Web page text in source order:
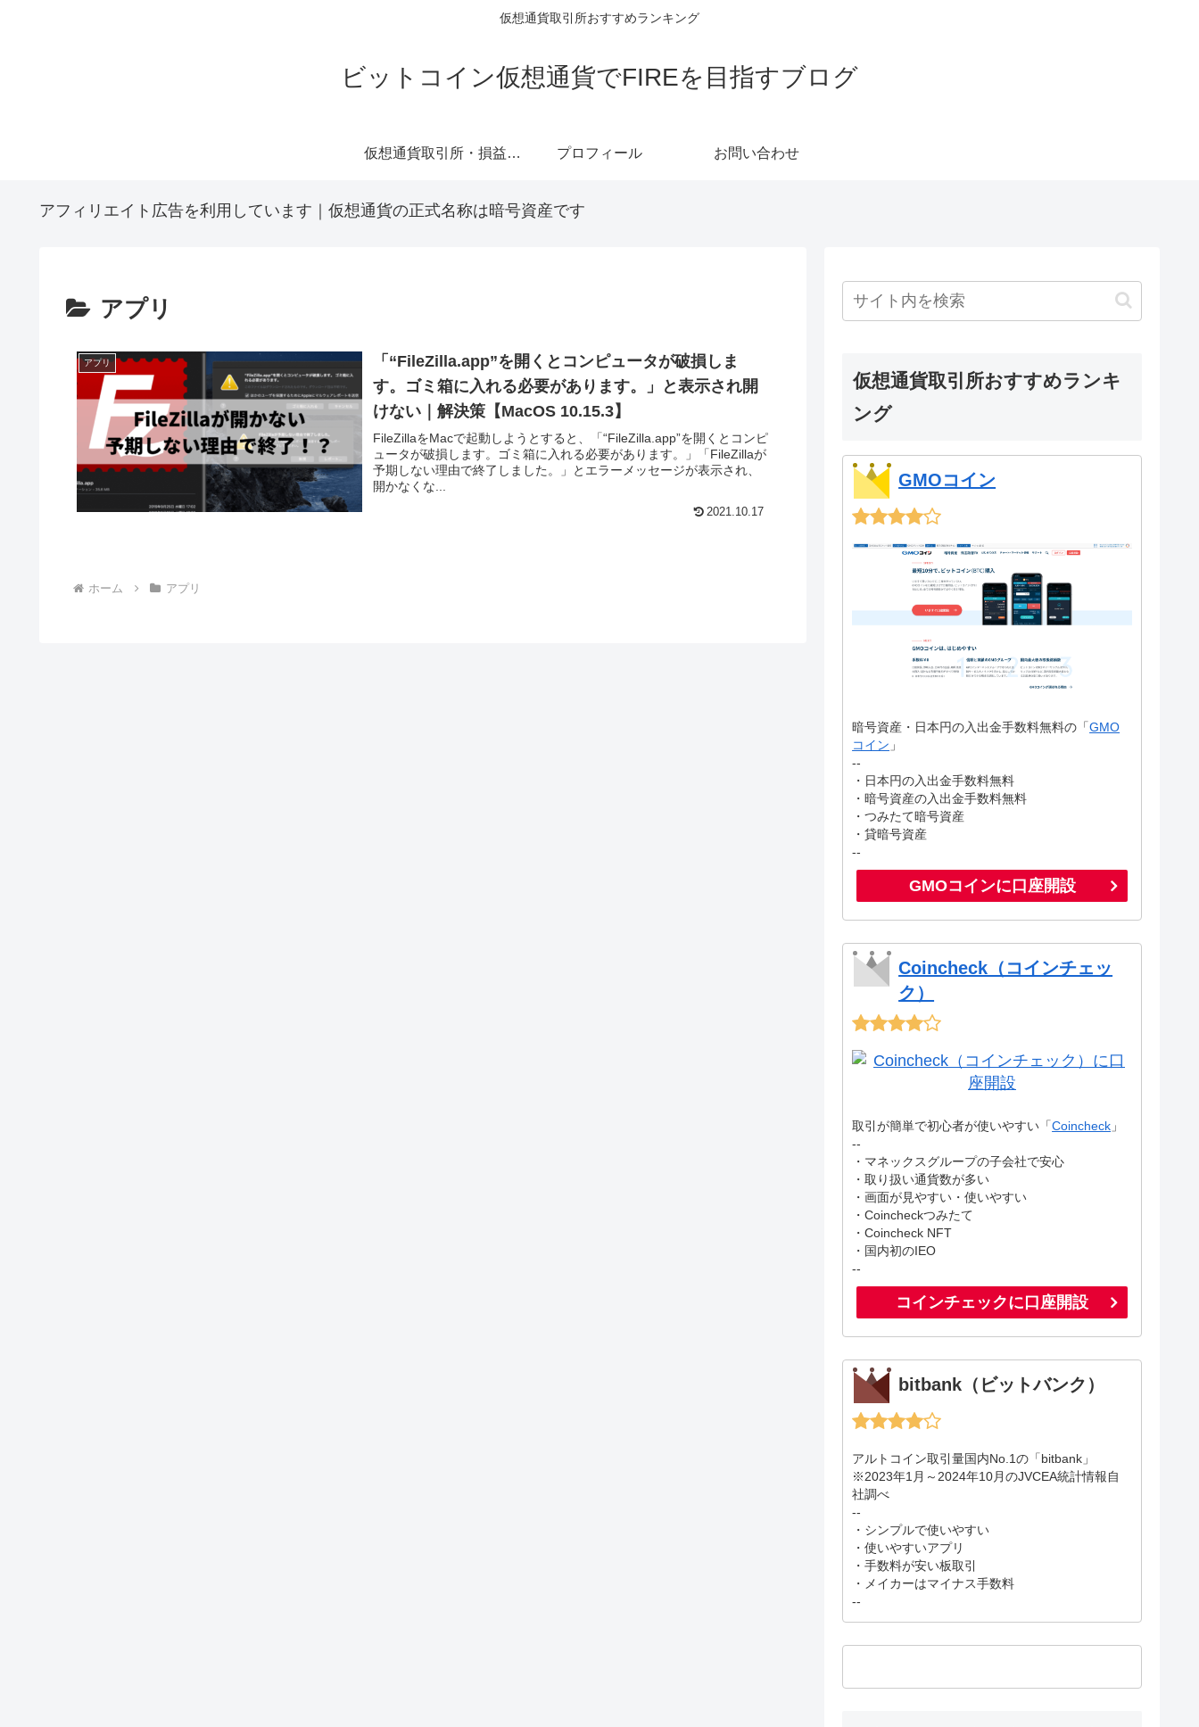
仮想通貨取引所おすすめランキング
ビットコイン仮想通貨でFIREを目指すブログ
仮想通貨取引所・損益計算ツール プロフィール お問い合わせ
アフィリエイト広告を利用しています｜仮想通貨の正式名称は暗号資産です
アプリ
アプリ
「“FileZilla.app”を開くとコンピュータが破損しま
す。ゴミ箱に入れる必要があります。」と表示され開
けない｜解決策【MacOS 10.15.3】
FileZillaをMacで起動しようとすると、「“FileZilla.app”を開くとコンピ
ュータが破損します。ゴミ箱に入れる必要があります。」「FileZillaが
予期しない理由で終了しました。」とエラーメッセージが表示され、
開かなくな...
2021.10.17
ホーム アプリ
仮想通貨取引所おすすめランキ
ング
GMOコイン
暗号資産・日本円の入出金手数料無料の「GMO
コイン 」
--
・日本円の入出金手数料無料
・暗号資産の入出金手数料無料
・つみたて暗号資産
・貸暗号資産
--
GMOコインに口座開設
Coincheck（コインチェッ
ク）
取引が簡単で初心者が使いやすい「Coincheck 」
--
・マネックスグループの子会社で安心
・取り扱い通貨数が多い
・画面が見やすい・使いやすい
・Coincheckつみたて
・Coincheck NFT
・国内初のIEO
--
コインチェックに口座開設
bitbank（ビットバンク）
アルトコイン取引量国内No.1の「bitbank」
※2023年1月～2024年10月のJVCEA統計情報自
社調べ
--
・シンプルで使いやすい
・使いやすいアプリ
・手数料が安い板取引
・メイカーはマイナス手数料
--